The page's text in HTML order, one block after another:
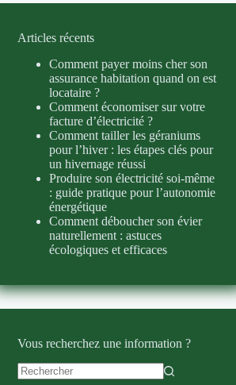
Articles récents
Comment payer moins cher son
assurance habitation quand on est
locataire ?
Comment économiser sur votre
facture d’électricité ?
Comment tailler les géraniums
pour l’hiver : les étapes clés pour
un hivernage réussi
Produire son électricité soi-même
: guide pratique pour l’autonomie
énergétique
Comment déboucher son évier
naturellement : astuces
écologiques et efficaces
Vous recherchez une information ?